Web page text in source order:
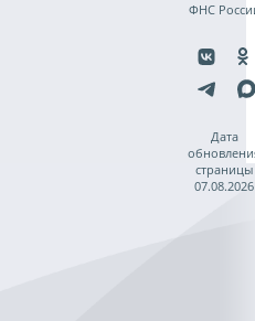
ФНС
Дата
страницы
07.08.2026